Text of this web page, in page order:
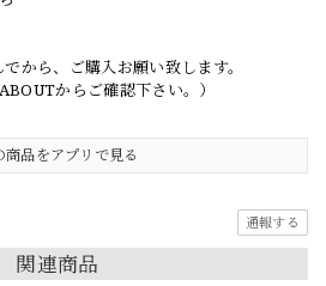
から、ご購入お願い致します。
からご確認下さい。）
商品をアプリで見る
通報する
関連商品